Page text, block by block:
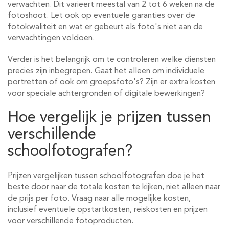
verwachten. Dit varieert meestal van 2 tot 6 weken na de
fotoshoot. Let ook op eventuele garanties over de
fotokwaliteit en wat er gebeurt als foto's niet aan de
verwachtingen voldoen.
Verder is het belangrijk om te controleren welke diensten
precies zijn inbegrepen. Gaat het alleen om individuele
portretten of ook om groepsfoto's? Zijn er extra kosten
voor speciale achtergronden of digitale bewerkingen?
Hoe vergelijk je prijzen tussen
verschillende
schoolfotografen?
Prijzen vergelijken tussen schoolfotografen doe je het
beste door naar de totale kosten te kijken, niet alleen naar
de prijs per foto. Vraag naar alle mogelijke kosten,
inclusief eventuele opstartkosten, reiskosten en prijzen
voor verschillende fotoproducten.